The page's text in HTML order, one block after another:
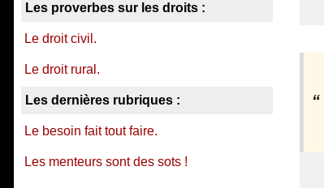
Les proverbes sur les droits :
Le droit civil.
Le droit rural.
Les dernières rubriques :
Le besoin fait tout faire.
Les menteurs sont des sots !